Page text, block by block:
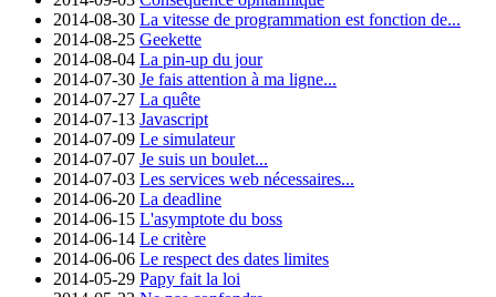
2014-08-30 La vitesse de programmation est fonction de...
2014-08-25 Geekette
2014-08-04 La pin-up du jour
2014-07-30 Je fais attention à ma ligne...
2014-07-27 La quête
2014-07-13 Javascript
2014-07-09 Le simulateur
2014-07-07 Je suis un boulet...
2014-07-03 Les services web nécessaires...
2014-06-20 La deadline
2014-06-15 L'asymptote du boss
2014-06-14 Le critère
2014-06-06 Le respect des dates limites
2014-05-29 Papy fait la loi